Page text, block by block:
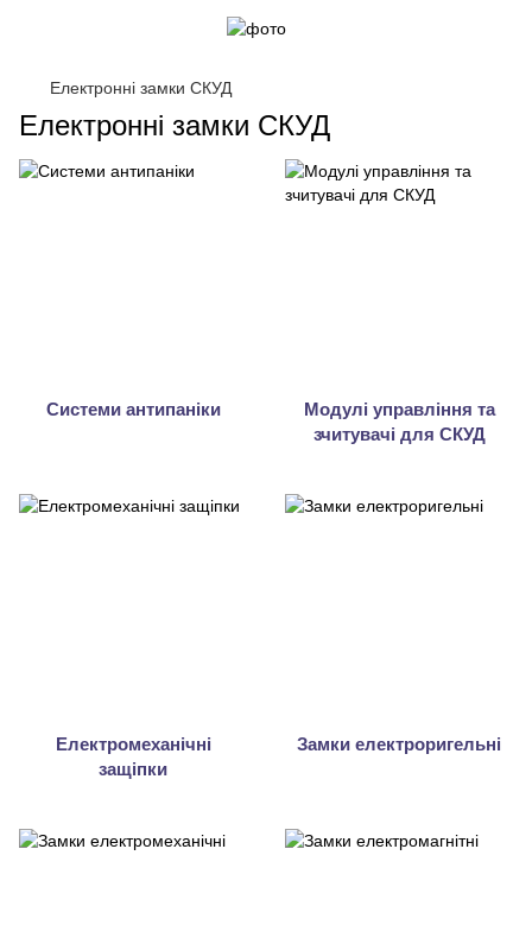
Електронні замки СКУД
Електронні замки СКУД
Системи антипаніки
Модулі управління та
зчитувачі для СКУД
Електромеханічні
защіпки
Замки електроригельні